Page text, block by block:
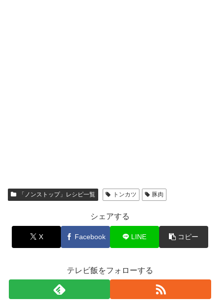
「ノンストップ」レシピ一覧 トンカツ 豚肉
シェアする
X Facebook LINE コピー
テレビ飯をフォローする